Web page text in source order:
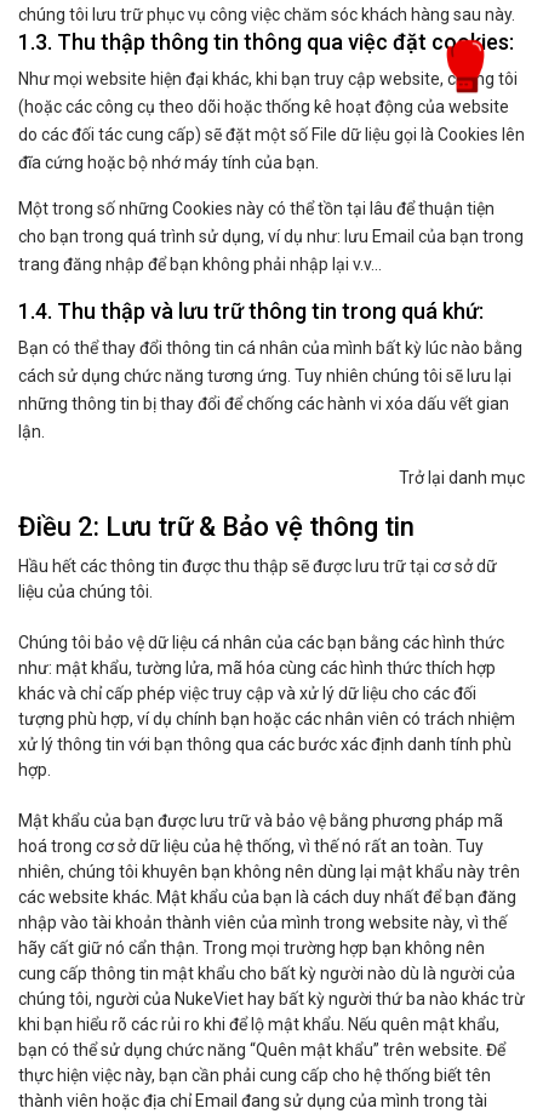
chúng tôi lưu trữ phục vụ công việc chăm sóc khách hàng sau này.
1.3. Thu thập thông tin thông qua việc đặt cookies:
Như mọi website hiện đại khác, khi bạn truy cập website, chúng tôi
(hoặc các công cụ theo dõi hoặc thống kê hoạt động của website
do các đối tác cung cấp) sẽ đặt một số File dữ liệu gọi là Cookies lên
đĩa cứng hoặc bộ nhớ máy tính của bạn.
Một trong số những Cookies này có thể tồn tại lâu để thuận tiện
cho bạn trong quá trình sử dụng, ví dụ như: lưu Email của bạn trong
trang đăng nhập để bạn không phải nhập lại v.v…
1.4. Thu thập và lưu trữ thông tin trong quá khứ:
Bạn có thể thay đổi thông tin cá nhân của mình bất kỳ lúc nào bằng
cách sử dụng chức năng tương ứng. Tuy nhiên chúng tôi sẽ lưu lại
những thông tin bị thay đổi để chống các hành vi xóa dấu vết gian
lận.
Trở lại danh mục
Điều 2: Lưu trữ & Bảo vệ thông tin
Hầu hết các thông tin được thu thập sẽ được lưu trữ tại cơ sở dữ
liệu của chúng tôi.
Chúng tôi bảo vệ dữ liệu cá nhân của các bạn bằng các hình thức
như: mật khẩu, tường lửa, mã hóa cùng các hình thức thích hợp
khác và chỉ cấp phép việc truy cập và xử lý dữ liệu cho các đối
tượng phù hợp, ví dụ chính bạn hoặc các nhân viên có trách nhiệm
xử lý thông tin với bạn thông qua các bước xác định danh tính phù
hợp.
Mật khẩu của bạn được lưu trữ và bảo vệ bằng phương pháp mã
hoá trong cơ sở dữ liệu của hệ thống, vì thế nó rất an toàn. Tuy
nhiên, chúng tôi khuyên bạn không nên dùng lại mật khẩu này trên
các website khác. Mật khẩu của bạn là cách duy nhất để bạn đăng
nhập vào tài khoản thành viên của mình trong website này, vì thế
hãy cất giữ nó cẩn thận. Trong mọi trường hợp bạn không nên
cung cấp thông tin mật khẩu cho bất kỳ người nào dù là người của
chúng tôi, người của NukeViet hay bất kỳ người thứ ba nào khác trừ
khi bạn hiểu rõ các rủi ro khi để lộ mật khẩu. Nếu quên mật khẩu,
bạn có thể sử dụng chức năng “Quên mật khẩu” trên website. Để
thực hiện việc này, bạn cần phải cung cấp cho hệ thống biết tên
thành viên hoặc địa chỉ Email đang sử dụng của mình trong tài